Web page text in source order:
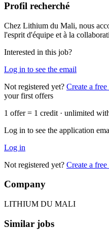
Profil recherché
Chez Lithium du Mali, nous
l'esprit d'équipe et à la
Interested in this job?
Log in to see the email
Not registered yet? Create a
your first offers
1 offer = 1 credit · unlimited
Log in to see the application
Log in
Not registered yet? Create a
Company
LITHIUM DU MALI
Similar jobs